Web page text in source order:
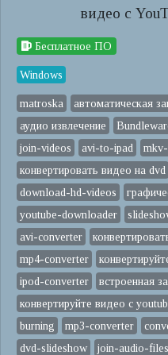
видео с
Бесплатное ПО
Windows
matroska автоматическая
аудио извлечение
join-videos
avi-to-ipad
конвертировать видео на dvd
download-hd-videos
youtube-downloader
avi-converter
mp4-converter
ipod-converter
встроенная
конвертируйте видео с
burning
mp3-converter
dvd-slideshow
join-audio-files